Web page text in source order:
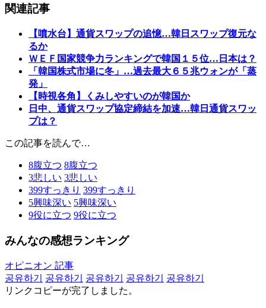
関連記事
【噴水台】通貨スワップの追憶…韓日スワップ復元な
るか
ＷＥＦ国家競争力ランキングで韓国１５位…日本は？
「韓国株式市場に冬」…過去最大６５兆ウォンが「蒸
発」
【時視各角】くみしやすいのが韓国か
日中、通貨スワップ協定締結を加速…韓日通貨スワッ
プは？
この記事を読んで…
8腹立つ 8腹立つ
3悲しい 3悲しい
399すっきり 399すっきり
5興味深い 5興味深い
9役に立つ 9役に立つ
みんなの感想ランキング
オピニオン 記事
공유하기
공유하기 공유하기 공유하기
공유하기
リンクコピーが完了しました。